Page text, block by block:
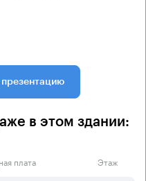
презентацию
в этом здании:
плата Этаж